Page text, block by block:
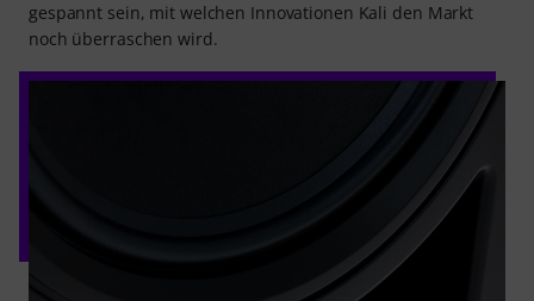
gespannt sein, mit welchen Innovationen Kali den Markt
noch überraschen wird.